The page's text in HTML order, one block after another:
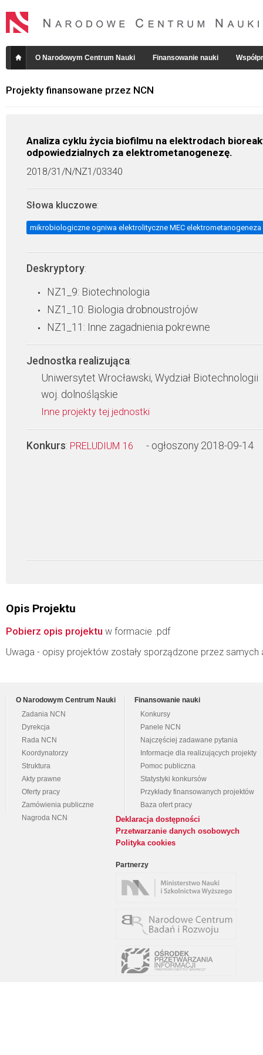
O Narodowym Centrum Nauki Finansowanie nauki
Projekty finansowane przez NCN
Analiza cyklu życia biofilmu na elektrodach
odpowiedzialnych za elektrometanogenezę.
2018/31/N/NZ1/03340
Słowa kluczowe:
mikrobiologiczne ogniwa elektrolityczne MEC
Deskryptory:
NZ1_9: Biotechnologia
NZ1_10: Biologia drobnoustrojów
NZ1_11: Inne zagadnienia pokrewne
Jednostka realizująca:
Uniwersytet Wrocławski, Wydział Biotechnologii
woj. dolnośląskie
Inne projekty tej jednostki
Konkurs: PRELUDIUM 16 - ogłoszony 2018-09-14
Opis Projektu
Pobierz opis projektu w formacie .pdf
Uwaga - opisy projektów zostały sporządzone przez
O Narodowym Centrum Nauki
Zadania NCN
Dyrekcja
Rada NCN
Koordynatorzy
Struktura
Akty prawne
Oferty pracy
Zamówienia publiczne
Nagroda NCN
Finansowanie nauki
Konkursy
Panele NCN
Najczęściej zadawane pytania
Informacje dla realizujących projekty
Pomoc publiczna
Statystyki konkursów
Przykłady finansowanych projektów
Baza ofert pracy
Deklaracja dostępności
Przetwarzanie danych osobowych
Polityka cookies
Partnerzy